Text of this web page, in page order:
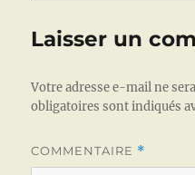
o
o
k
I
n
Laisser un
Votre adresse e-mail ne
obligatoires sont indiqués
COMMENTAIRE *